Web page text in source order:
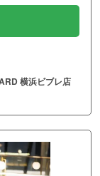
横浜ビブレ店